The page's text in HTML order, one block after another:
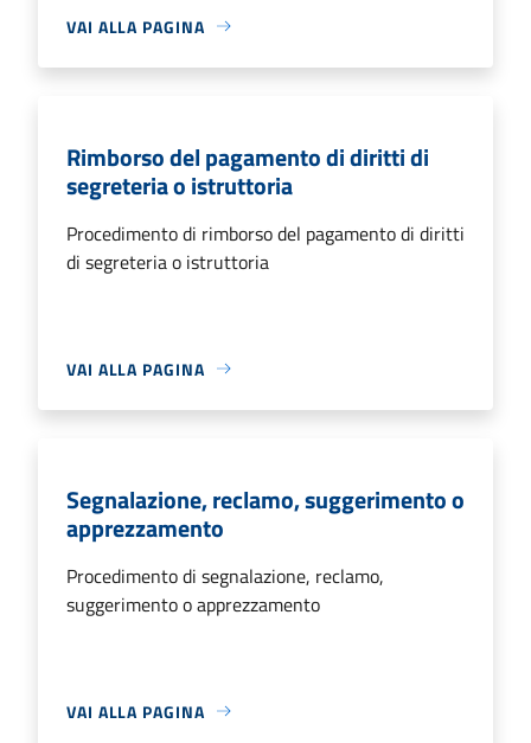
VAI ALLA PAGINA
Rimborso del pagamento di diritti di
segreteria o istruttoria
Procedimento di rimborso del pagamento di diritti
di segreteria o istruttoria
VAI ALLA PAGINA
Segnalazione, reclamo, suggerimento o
apprezzamento
Procedimento di segnalazione, reclamo,
suggerimento o apprezzamento
VAI ALLA PAGINA